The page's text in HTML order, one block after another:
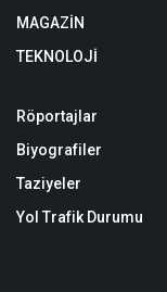
MAGAZİN
TEKNOLOJİ
Röportajlar
Biyografiler
Taziyeler
Yol Trafik Durumu